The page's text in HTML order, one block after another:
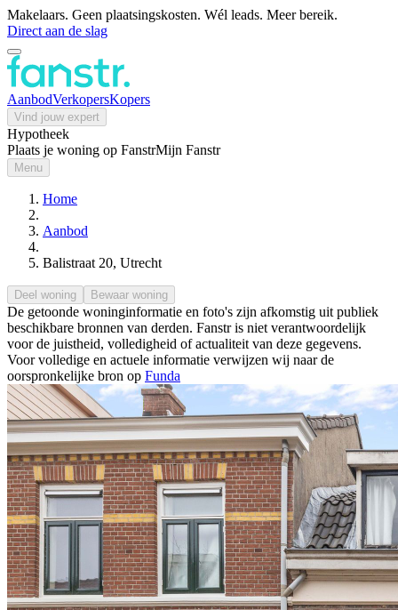
Makelaars. Geen plaatsingskosten. Wél leads. Meer bereik.
Direct aan de slag
AanbodVerkopersKopers
Vind jouw expert
Hypotheek
Plaats je woning op FanstrMijn Fanstr
Menu
Home
Aanbod
Balistraat 20, Utrecht
Deel woning Bewaar woning
De getoonde woninginformatie en foto's zijn afkomstig uit publiek
beschikbare bronnen van derden. Fanstr is niet verantwoordelijk
voor de juistheid, volledigheid of actualiteit van deze gegevens.
Voor volledige en actuele informatie verwijzen wij naar de
oorspronkelijke bron op Funda